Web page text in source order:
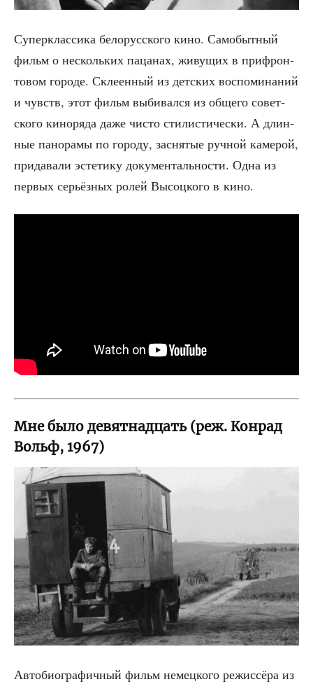
Суперк­лас­си­ка бело­рус­ско­го кино. Само­быт­ный
фильм о несколь­ких паца­нах, живу­щих в при­фрон­
то­вом горо­де. Скле­ен­ный из дет­ских вос­по­ми­на­ний
и чувств, этот фильм выби­вал­ся из обще­го совет­
ско­го кино­ря­да даже чисто сти­ли­сти­че­ски. А длин­
ные пано­ра­мы по горо­ду, засня­тые руч­ной каме­рой,
при­да­ва­ли эсте­ти­ку доку­мен­таль­но­сти. Одна из
пер­вых серьёз­ных ролей Высоц­ко­го в кино.
Мне было девятнадцать (реж. Конрад
Вольф, 1967)
Авто­био­гра­фич­ный фильм немец­ко­го режис­сё­ра из